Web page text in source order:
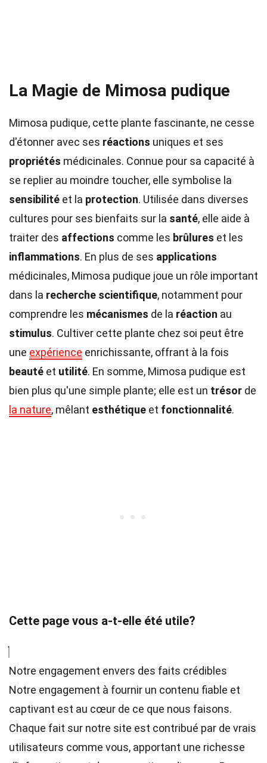
La Magie de Mimosa pudique
Mimosa pudique, cette plante fascinante, ne cesse
d'étonner avec ses réactions uniques et ses
propriétés médicinales. Connue pour sa capacité à
se replier au moindre toucher, elle symbolise la
sensibilité et la protection. Utilisée dans diverses
cultures pour ses bienfaits sur la santé, elle aide à
traiter des affections comme les brûlures et les
inflammations. En plus de ses applications
médicinales, Mimosa pudique joue un rôle important
dans la recherche scientifique, notamment pour
comprendre les mécanismes de la réaction au
stimulus. Cultiver cette plante chez soi peut être
une expérience enrichissante, offrant à la fois
beauté et utilité. En somme, Mimosa pudique est
bien plus qu'une simple plante; elle est un trésor de
la nature, mêlant esthétique et fonctionnalité.
Cette page vous a-t-elle été utile?
Notre engagement envers des faits crédibles
Notre engagement à fournir un contenu fiable et
captivant est au cœur de ce que nous faisons.
Chaque fait sur notre site est contribué par de vrais
utilisateurs comme vous, apportant une richesse